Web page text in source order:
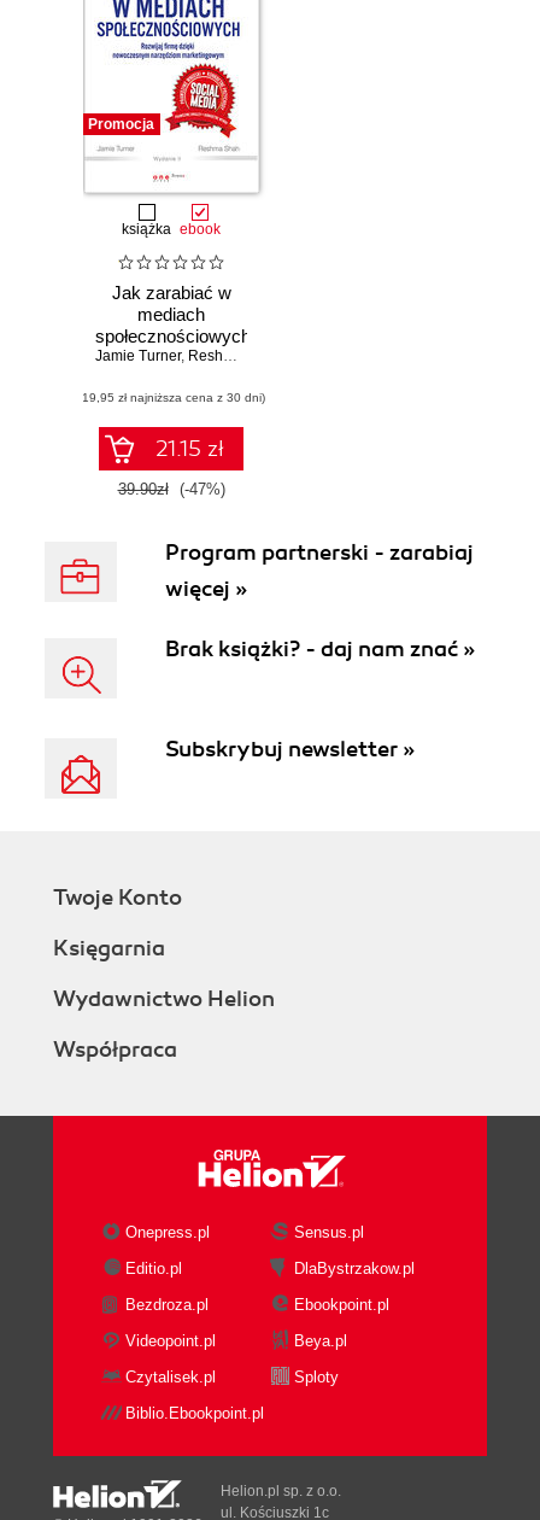
Promocja
książka ebook
Jak zarabiać w
mediach
społecznościowych.
Rozwijaj firmę
nowoczesnym
narzędziom
marketingowym.
Wydanie II
Jamie Turner, Reshma Shah
(19,95 zł najniższa cena z 30 dni)
21.15 zł
39.90zł (-47%)
Program partnerski - zarabiaj
więcej »
Brak książki? - daj nam znać »
Subskrybuj newsletter »
Twoje Konto
Księgarnia
Wydawnictwo Helion
Współpraca
Onepress.pl
Sensus.pl
Editio.pl
DlaBystrzakow.pl
Bezdroza.pl
Ebookpoint.pl
Videopoint.pl
Beya.pl
Czytalisek.pl
Sploty
Biblio.Ebookpoint.pl
Helion.pl sp. z o.o.
ul. Kościuszki 1c